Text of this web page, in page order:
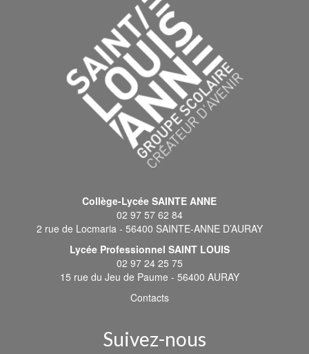
Collège-Lycée SAINTE ANNE
02 97 57 62 84
2 rue de Locmaria - 56400 SAINTE-ANNE D’AURAY
Lycée Professionnel SAINT LOUIS
02 97 24 25 75
15 rue du Jeu de Paume - 56400 AURAY
Contacts
Suivez-nous